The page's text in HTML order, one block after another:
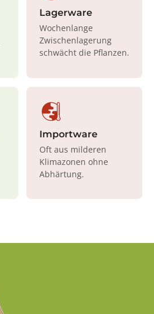
Lagerware
Wochenlange
Zwischenlagerung
schwächt die Pflanzen.
Importware
Oft aus milderen
Klimazonen ohne
Abhärtung.